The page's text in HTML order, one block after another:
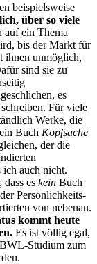
beispielsweise
über so viele
auf ein Thema
bis der Markt für
ihnen unmöglich,
sind sie zu
es
Für viele
Werke, die
Buch Kopfsache
der die
ich auch nicht.
es kein Buch
Persönlichkeits-
von nebenan.
kommt heute
Es ist völlig egal,
Studium zum